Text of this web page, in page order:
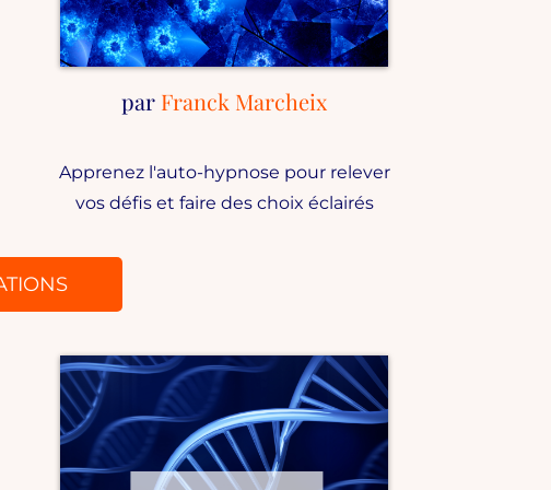
par Franck Marcheix
Apprenez l'auto-hypnose pour relever
vos défis et faire des choix éclairés